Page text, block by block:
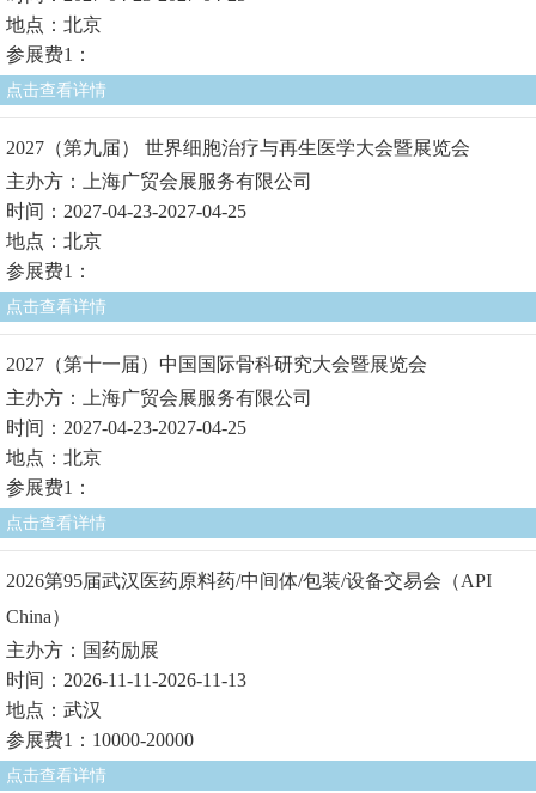
地点：北京
参展费1：
点击查看详情
2027（第九届） 世界细胞治疗与再生医学大会暨展览会
主办方：上海广贸会展服务有限公司
时间：2027-04-23-2027-04-25
地点：北京
参展费1：
点击查看详情
2027（第十一届）中国国际骨科研究大会暨展览会
主办方：上海广贸会展服务有限公司
时间：2027-04-23-2027-04-25
地点：北京
参展费1：
点击查看详情
2026第95届武汉医药原料药/中间体/包装/设备交易会（API
China）
主办方：国药励展
时间：2026-11-11-2026-11-13
地点：武汉
参展费1：10000-20000
点击查看详情